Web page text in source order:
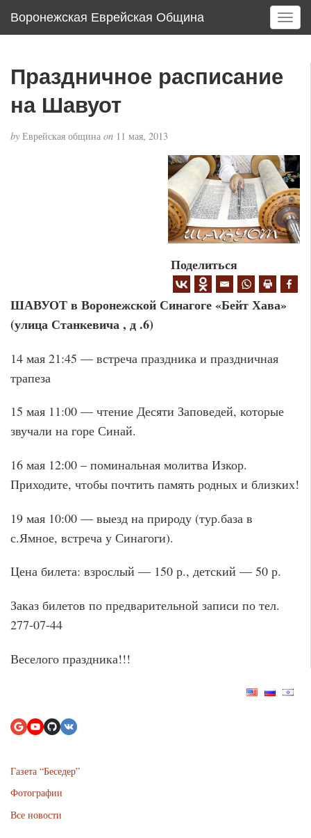
Воронежская Еврейская Община
T
o
i
g
a
t
i
o
Праздничное расписание
на Шавуот
by Еврейская община on 11 мая, 2013
Поделиться
ШАВУОТ в Воронежской Синагоге «Бейт Хава»
(улица Станкевича , д .6)
14 мая 21:45 — встреча праздника и праздничная
трапеза
15 мая 11:00 — чтение Десяти Заповедей, которые
звучали на горе Синай.
16 мая 12:00 – поминальная молитва Изкор.
Приходите, чтобы почтить память родных и близких!
19 мая 10:00 — выезд на природу (тур.база в
с.Ямное, встреча у Синагоги).
Цена билета: взрослый — 150 р., детский — 50 р.
Заказ билетов по предварительной записи по тел.
277-07-44
Веселого праздника!!!
Газета “Беседер”
Фотографии
Все новости